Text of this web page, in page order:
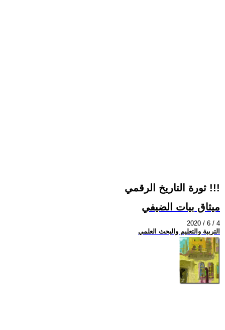
ثورة التاريخ الرقمي !!!
ميثاق بيات الضيفي
2020 / 6 / 4
التربية والتعليم والبحث العلمي